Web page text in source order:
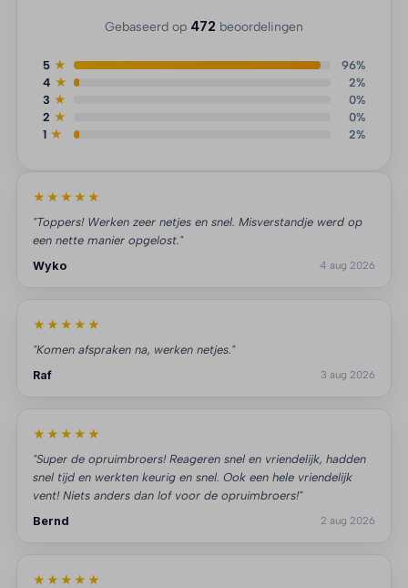
Gebaseerd op 472 beoordelingen
5 ★
96%
4 ★
2%
3 ★
0%
2 ★
0%
1 ★ 2%
★★★★★
"Toppers! Werken zeer netjes en snel. Misverstandje werd op
een nette manier opgelost."
Wyko
4 aug 2026
★★★★★
"Komen afspraken na, werken netjes."
Raf
3 aug 2026
★★★★★
"Super de opruimbroers! Reageren snel en vriendelijk, hadden
snel tijd en werkten keurig en snel. Ook een hele vriendelijk
vent! Niets anders dan lof voor de opruimbroers!"
Bernd
2 aug 2026
★★★★★